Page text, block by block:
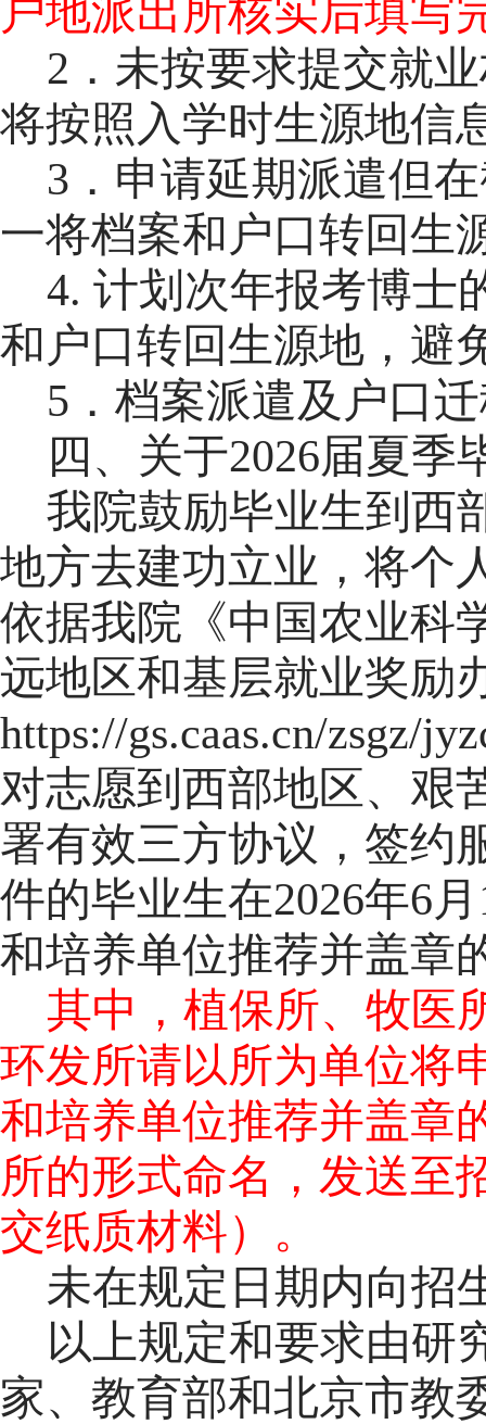
户地派出所核实后填写
2．未按要求提交就
将按照入学时生源地信
3．申请延期派遣但
一将档案和户口转回生
4. 计划次年报考博士
和户口转回生源地，避
5．档案派遣及户口
四、关于2026届夏季
我院鼓励毕业生到西
地方去建功立业，将个
依据我院《中国农业科
远地区和基层就业奖励
https://gs.caas.cn/zsgz/
对志愿到西部地区、艰
署有效三方协议，签约
件的毕业生在2026年6
和培养单位推荐并盖章
其中，植保所、牧医
环发所请以所为单位将
和培养单位推荐并盖章
所的形式命名，发送至
交纸质材料）。
未在规定日期内向招
以上规定和要求由研
家、教育部和北京市教